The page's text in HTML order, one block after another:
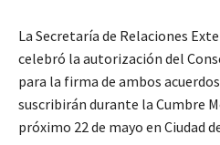
La Secretaría de Relaciones
celebró la autorización del
para la firma de ambos
suscribirán durante la Cumbre
próximo 22 de mayo en Ciudad